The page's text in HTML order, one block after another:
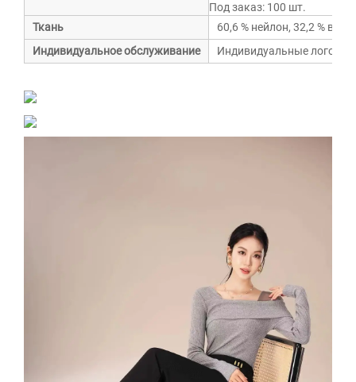
Под заказ: 100 шт.
Ткань
60,6 % нейлон, 32,2 %
Индивидуальное обслуживание
Индивидуальные